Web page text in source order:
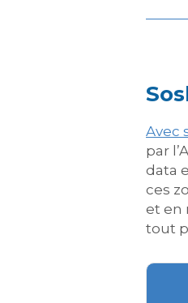
Avec
par
data
ces
et en
tout